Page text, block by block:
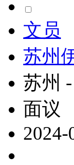
文员
苏州
苏州
面议
2024-